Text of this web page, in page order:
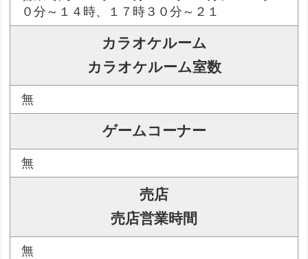
０分～１４時、１７時３０分～２１
カラオケルーム
カラオケルーム室数
無
ゲームコーナー
無
売店
売店営業時間
無